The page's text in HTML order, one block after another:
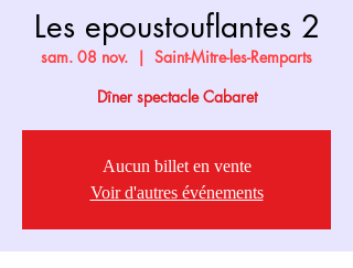
Les epoustouflantes 2
sam. 08 nov.
  |
Saint-Mitre-les-Remparts
Dîner spectacle Cabaret
Aucun billet en vente
Voir d'autres événements